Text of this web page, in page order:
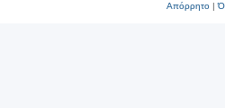
Απόρρητο|